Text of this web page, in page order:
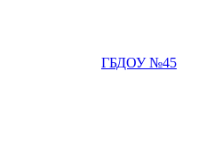
ГБДОУ №45